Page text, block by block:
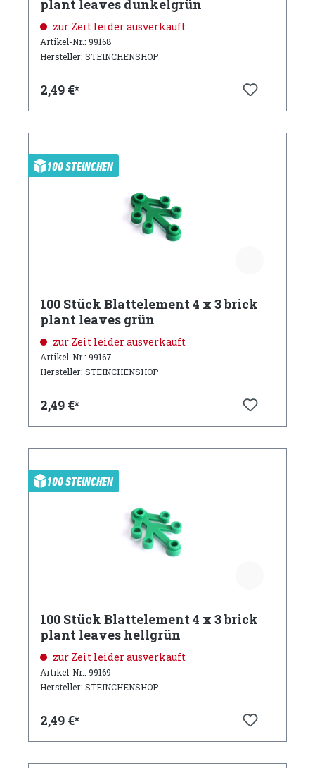
plant leaves dunkelgrün
zur Zeit leider ausverkauft
Artikel-Nr.: 99168
Hersteller: STEINCHENSHOP
2,49 €*
100 STEINCHEN
100 Stück Blattelement 4 x 3 brick
plant leaves grün
zur Zeit leider ausverkauft
Artikel-Nr.: 99167
Hersteller: STEINCHENSHOP
2,49 €*
100 STEINCHEN
100 Stück Blattelement 4 x 3 brick
plant leaves hellgrün
zur Zeit leider ausverkauft
Artikel-Nr.: 99169
Hersteller: STEINCHENSHOP
2,49 €*